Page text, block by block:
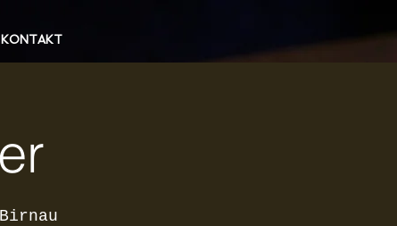
KONTAKT